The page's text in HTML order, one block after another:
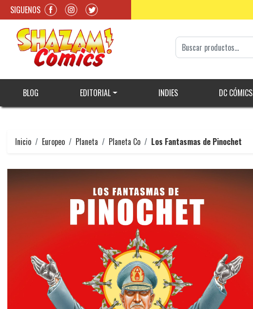
SIGUENOS
BLOG EDITORIAL INDIES DC CÓMICS
Inicio Europeo Planeta Planeta Co Los Fantasmas de Pinochet